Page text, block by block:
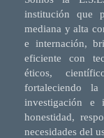
institución que
mediana y alta
e internación,
eficiente con
éticos,
fortaleciendo
investigación e
honestidad,
necesidades del